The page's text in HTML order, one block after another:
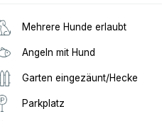
Mehrere Hunde erlaubt
Angeln mit Hund
Garten eingezäunt/Hecke
Parkplatz